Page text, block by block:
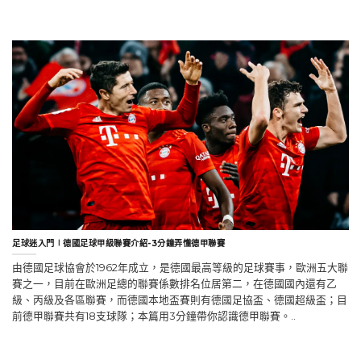
足球迷入門∣德國足球甲級聯賽介紹-3分鐘弄懂德甲聯賽
由德國足球協會於1962年成立，是德國最高等級的足球賽事，歐洲五大聯
賽之一，目前在歐洲足總的聯賽係數排名位居第二，在德國國內還有乙
級、丙級及各區聯賽，而德國本地盃賽則有德國足協盃、德國超級盃；目
前德甲聯賽共有18支球隊；本篇用3分鐘帶你認識德甲聯賽。..